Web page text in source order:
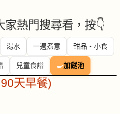
熱門搜尋看，按👇
湯水 一週煮意 甜品・小食
兒童食譜 🍳加餸池
天早餐)